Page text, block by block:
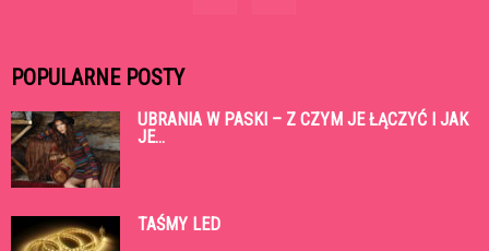
POPULARNE POSTY
UBRANIA W PASKI – Z CZYM JE ŁĄCZYĆ I JAK
JE...
TAŚMY LED